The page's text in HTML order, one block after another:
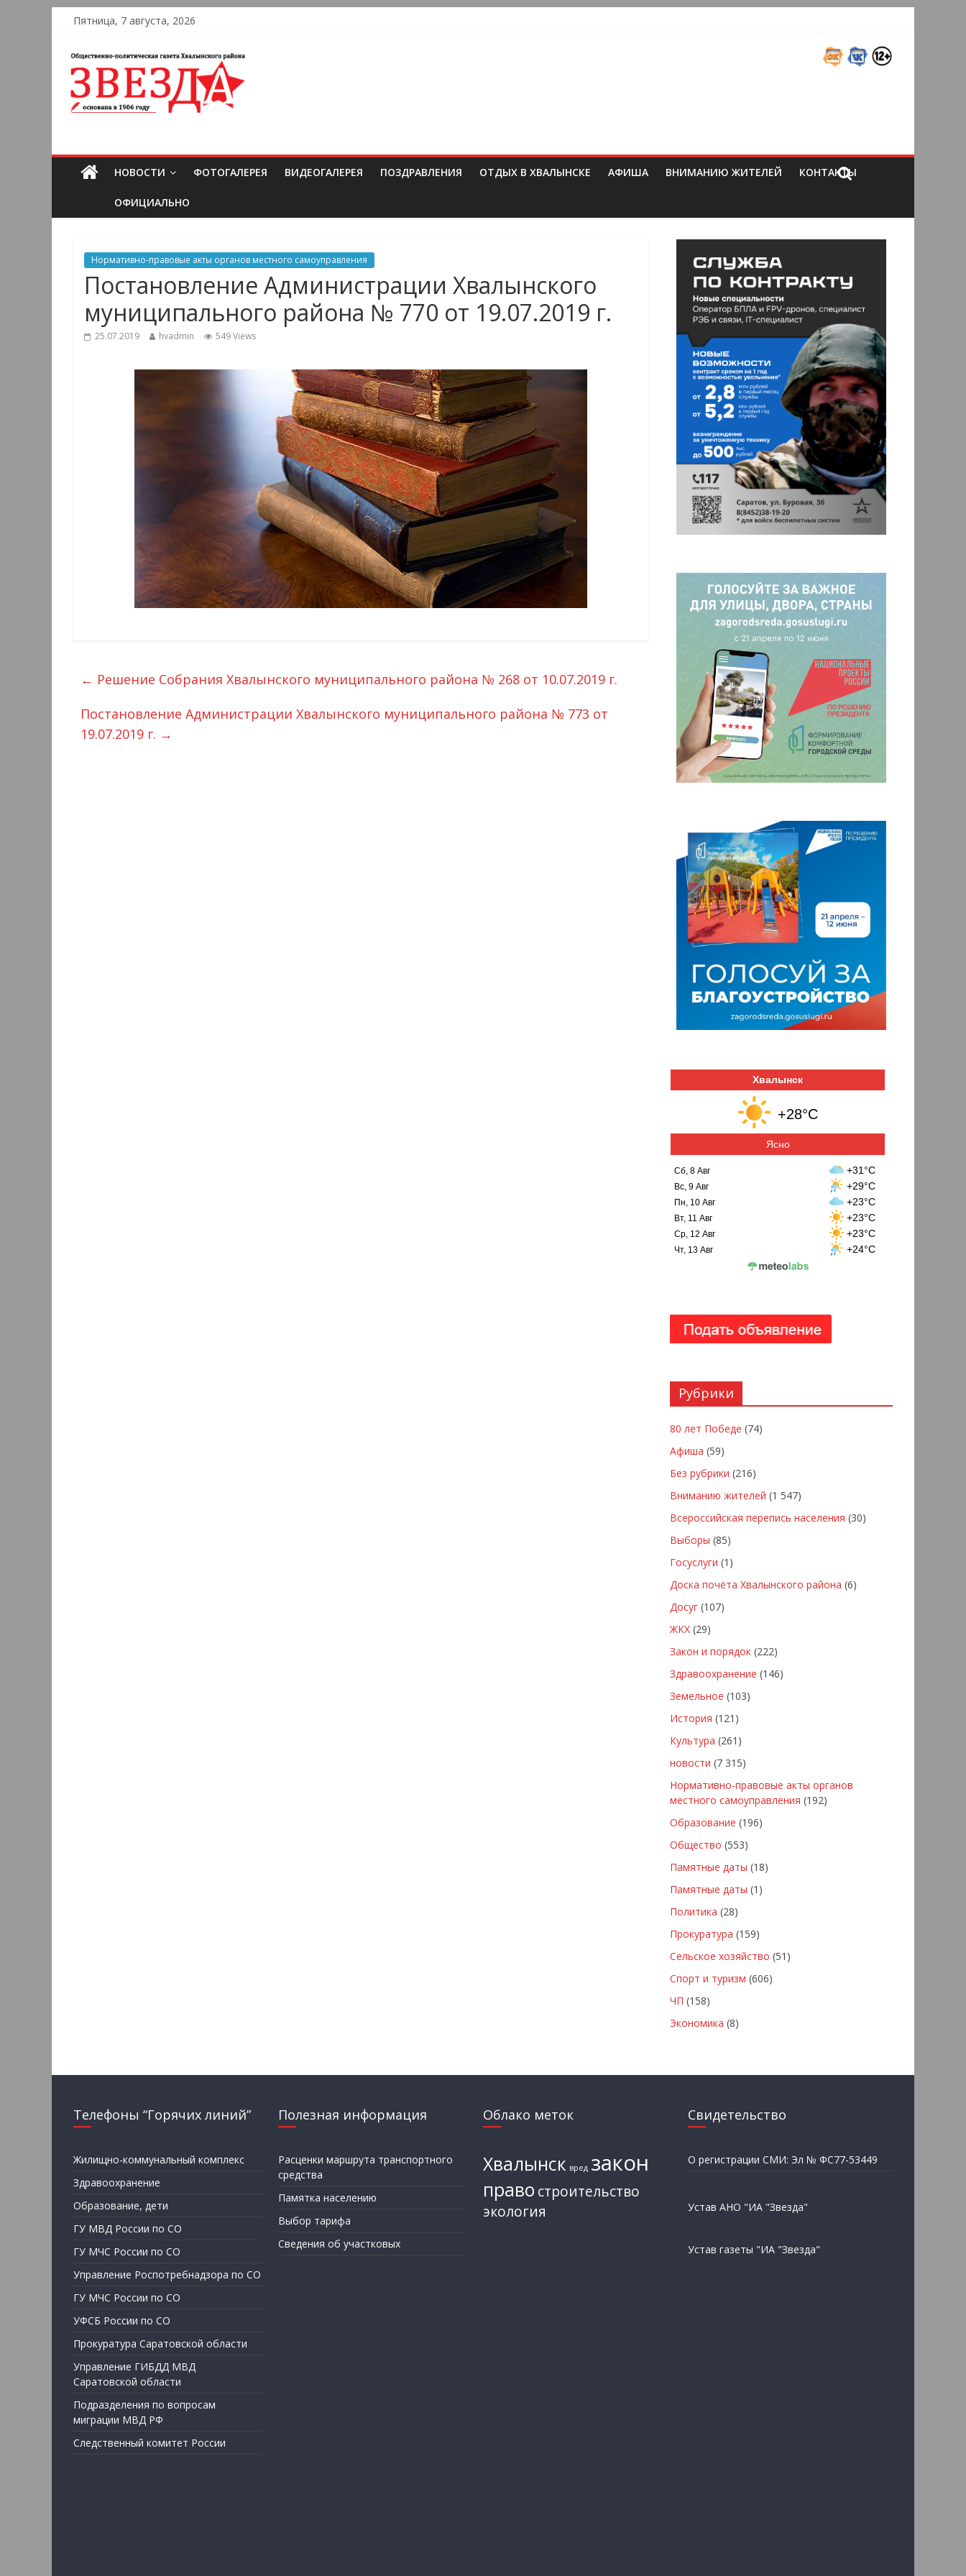
Пятница, 7 августа, 2026
НОВОСТИ ФОТОГАЛЕРЕЯ ВИДЕОГАЛЕРЕЯ ПОЗДРАВЛЕНИЯ ОТДЫХ В ХВАЛЫНСКЕ АФИША ВНИМАНИЮ ЖИТЕЛЕЙ КОНТАКТЫ
ОФИЦИАЛЬНО
Нормативно-правовые акты органов местного самоуправления
Постановление Администрации Хвалынского
муниципального района № 770 от 19.07.2019 г.
25.07.2019 hvadmin 549 Views
← Решение Собрания Хвалынского муниципального района № 268 от 10.07.2019 г.
Постановление Администрации Хвалынского муниципального района № 773 от
19.07.2019 г. →
Хвалынск
+28°C
Ясно
Сб, 8 Авг +31°C
Вс, 9 Авг +29°C
Пн, 10 Авг +23°C
Вт, 11 Авг +23°C
Ср, 12 Авг +23°C
Чт, 13 Авг +24°C
Рубрики
80 лет Победе (74)
Афиша (59)
Без рубрики (216)
Вниманию жителей (1 547)
Всероссийская перепись населения (30)
Выборы (85)
Госуслуги (1)
Доска почёта Хвалынского района (6)
Досуг (107)
ЖКХ (29)
Закон и порядок (222)
Здравоохранение (146)
Земельное (103)
История (121)
Культура (261)
новости (7 315)
Нормативно-правовые акты органов
местного самоуправления (192)
Образование (196)
Общество (553)
Памятные даты (18)
Памятные даты (1)
Политика (28)
Прокуратура (159)
Сельское хозяйство (51)
Спорт и туризм (606)
ЧП (158)
Экономика (8)
Телефоны “Горячих линий”
Жилищно-коммунальный комплекс
Здравоохранение
Образование, дети
ГУ МВД России по СО
ГУ МЧС России по СО
Управление Роспотребнадзора по СО
ГУ МЧС России по СО
УФСБ России по СО
Прокуратура Саратовской области
Управление ГИБДД МВД
Саратовской области
Подразделения по вопросам
миграции МВД РФ
Следственный комитет России
Полезная информация
Расценки маршрута транспортного
средства
Памятка населению
Выбор тарифа
Сведения об участковых
Облако меток
Хвалынск вред закон
право строительство
экология
Свидетельство
О регистрации СМИ: Эл № ФС77-53449
Устав АНО "ИА "Звезда"
Устав газеты "ИА "Звезда"